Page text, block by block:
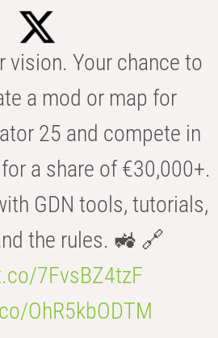
vision. Your chance to
a mod or map for
25 and compete in
a share of €30,000+.
GDN tools, tutorials,
the rules. 🚜 🔗
7FvsBZ4tzF
OhR5kbODTM